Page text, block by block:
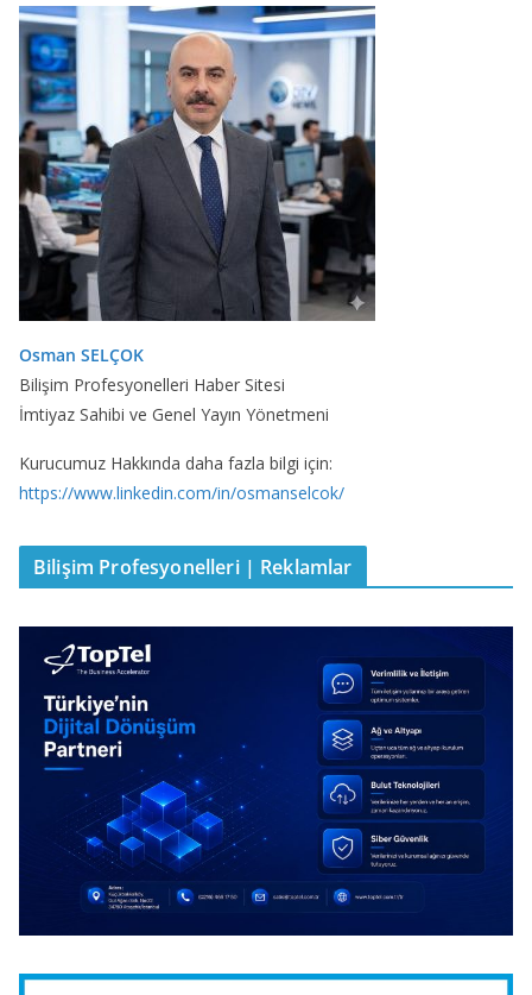
Osman SELÇOK
Bilişim Profesyonelleri Haber Sitesi
İmtiyaz Sahibi ve Genel Yayın Yönetmeni
Kurucumuz Hakkında daha fazla bilgi için:
https://www.linkedin.com/in/osmanselcok/
Bilişim Profesyonelleri | Reklamlar